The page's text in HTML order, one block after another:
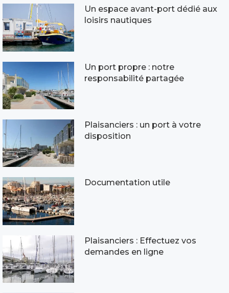
Un espace avant-port dédié aux
loisirs nautiques
Un port propre : notre
responsabilité partagée
Plaisanciers : un port à votre
disposition
Documentation utile
Plaisanciers : Effectuez vos
demandes en ligne